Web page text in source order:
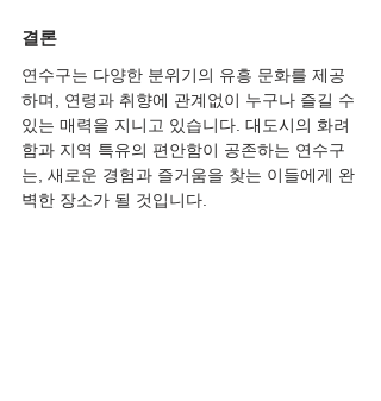
결론
연수구는 다양한 분위기의 유흥 문화를 제공
하며, 연령과 취향에 관계없이 누구나 즐길 수
있는 매력을 지니고 있습니다. 대도시의 화려
함과 지역 특유의 편안함이 공존하는 연수구
는, 새로운 경험과 즐거움을 찾는 이들에게 완
벽한 장소가 될 것입니다.